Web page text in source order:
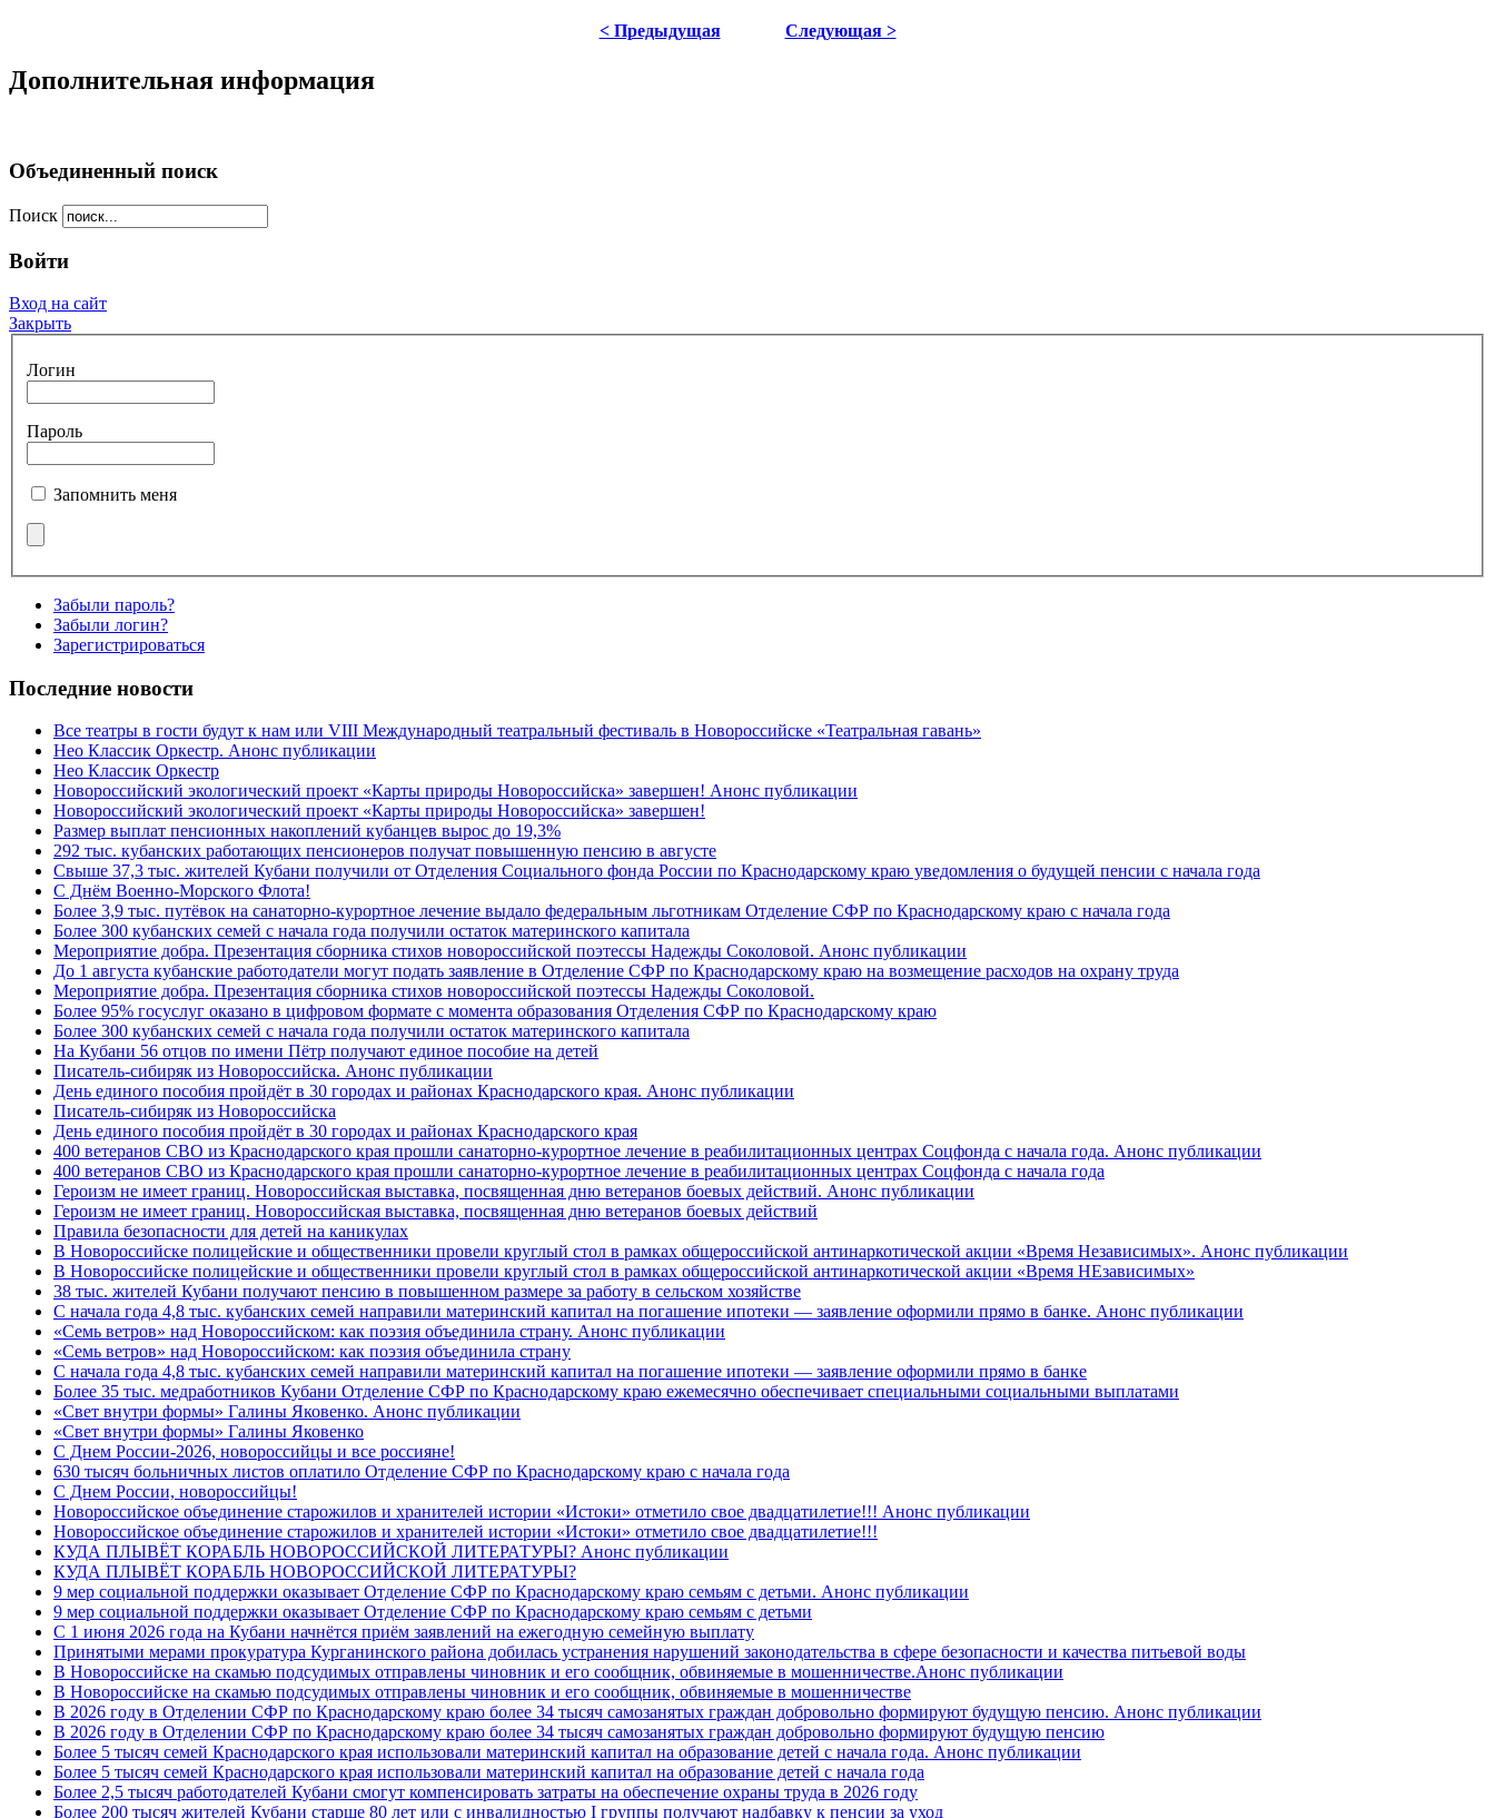
< Предыдущая Следующая >
Дополнительная информация
Объединенный поиск
Поиск
Войти
Вход на сайт
Закрыть
Логин
Пароль
Запомнить меня
Забыли пароль?
Забыли логин?
Зарегистрироваться
Последние новости
Все театры в гости будут к нам или VIII Международный театральный фестиваль в Новороссийске «Театральная гавань»
Нео Классик Оркестр. Анонс публикации
Нео Классик Оркестр
Новороссийский экологический проект «Карты природы Новороссийска» завершен! Анонс публикации
Новороссийский экологический проект «Карты природы Новороссийска» завершен!
Размер выплат пенсионных накоплений кубанцев вырос до 19,3%
292 тыс. кубанских работающих пенсионеров получат повышенную пенсию в августе
Свыше 37,3 тыс. жителей Кубани получили от Отделения Социального фонда России по Краснодарскому краю уведомления о будущей пенсии с начала года
C Днём Военно-Морского Флота!
Более 3,9 тыс. путёвок на санаторно-курортное лечение выдало федеральным льготникам Отделение СФР по Краснодарскому краю с начала года
Более 300 кубанских семей с начала года получили остаток материнского капитала
Мероприятие добра. Презентация сборника стихов новороссийской поэтессы Надежды Соколовой. Анонс публикации
До 1 августа кубанские работодатели могут подать заявление в Отделение СФР по Краснодарскому краю на возмещение расходов на охрану труда
Мероприятие добра. Презентация сборника стихов новороссийской поэтессы Надежды Соколовой.
Более 95% госуслуг оказано в цифровом формате с момента образования Отделения СФР по Краснодарскому краю
Более 300 кубанских семей с начала года получили остаток материнского капитала
На Кубани 56 отцов по имени Пётр получают единое пособие на детей
Писатель-сибиряк из Новороссийска. Анонс публикации
День единого пособия пройдёт в 30 городах и районах Краснодарского края. Анонс публикации
Писатель-сибиряк из Новороссийска
День единого пособия пройдёт в 30 городах и районах Краснодарского края
400 ветеранов СВО из Краснодарского края прошли санаторно-курортное лечение в реабилитационных центрах Соцфонда с начала года. Анонс публикации
400 ветеранов СВО из Краснодарского края прошли санаторно-курортное лечение в реабилитационных центрах Соцфонда с начала года
Героизм не имеет границ. Новороссийская выставка, посвященная дню ветеранов боевых действий. Анонс публикации
Героизм не имеет границ. Новороссийская выставка, посвященная дню ветеранов боевых действий
Правила безопасности для детей на каникулах
В Новороссийске полицейские и общественники провели круглый стол в рамках общероссийской антинаркотической акции «Время Независимых». Анонс публикации
В Новороссийске полицейские и общественники провели круглый стол в рамках общероссийской антинаркотической акции «Время НЕзависимых»
38 тыс. жителей Кубани получают пенсию в повышенном размере за работу в сельском хозяйстве
С начала года 4,8 тыс. кубанских семей направили материнский капитал на погашение ипотеки — заявление оформили прямо в банке. Анонс публикации
«Семь ветров» над Новороссийском: как поэзия объединила страну. Анонс публикации
«Семь ветров» над Новороссийском: как поэзия объединила страну
С начала года 4,8 тыс. кубанских семей направили материнский капитал на погашение ипотеки — заявление оформили прямо в банке
Более 35 тыс. медработников Кубани Отделение СФР по Краснодарскому краю ежемесячно обеспечивает специальными социальными выплатами
«Свет внутри формы» Галины Яковенко. Анонс публикации
«Свет внутри формы» Галины Яковенко
C Днем России-2026, новороссийцы и все россияне!
630 тысяч больничных листов оплатило Отделение СФР по Краснодарскому краю с начала года
C Днем России, новороссийцы!
Новороссийское объединение старожилов и хранителей истории «Истоки» отметило свое двадцатилетие!!! Анонс публикации
Новороссийское объединение старожилов и хранителей истории «Истоки» отметило свое двадцатилетие!!!
КУДА ПЛЫВЁТ КОРАБЛЬ НОВОРОССИЙСКОЙ ЛИТЕРАТУРЫ? Анонс публикации
КУДА ПЛЫВЁТ КОРАБЛЬ НОВОРОССИЙСКОЙ ЛИТЕРАТУРЫ?
9 мер социальной поддержки оказывает Отделение СФР по Краснодарскому краю семьям с детьми. Анонс публикации
9 мер социальной поддержки оказывает Отделение СФР по Краснодарскому краю семьям с детьми
С 1 июня 2026 года на Кубани начнётся приём заявлений на ежегодную семейную выплату
Принятыми мерами прокуратура Курганинского района добилась устранения нарушений законодательства в сфере безопасности и качества питьевой воды
В Новороссийске на скамью подсудимых отправлены чиновник и его сообщник, обвиняемые в мошенничестве.Анонс публикации
В Новороссийске на скамью подсудимых отправлены чиновник и его сообщник, обвиняемые в мошенничестве
В 2026 году в Отделении СФР по Краснодарскому краю более 34 тысяч самозанятых граждан добровольно формируют будущую пенсию. Анонс публикации
В 2026 году в Отделении СФР по Краснодарскому краю более 34 тысяч самозанятых граждан добровольно формируют будущую пенсию
Более 5 тысяч семей Краснодарского края использовали материнский капитал на образование детей с начала года. Анонс публикации
Более 5 тысяч семей Краснодарского края использовали материнский капитал на образование детей с начала года
Более 2,5 тысяч работодателей Кубани смогут компенсировать затраты на обеспечение охраны труда в 2026 году
Более 200 тысяч жителей Кубани старше 80 лет или с инвалидностью I группы получают надбавку к пенсии за уход